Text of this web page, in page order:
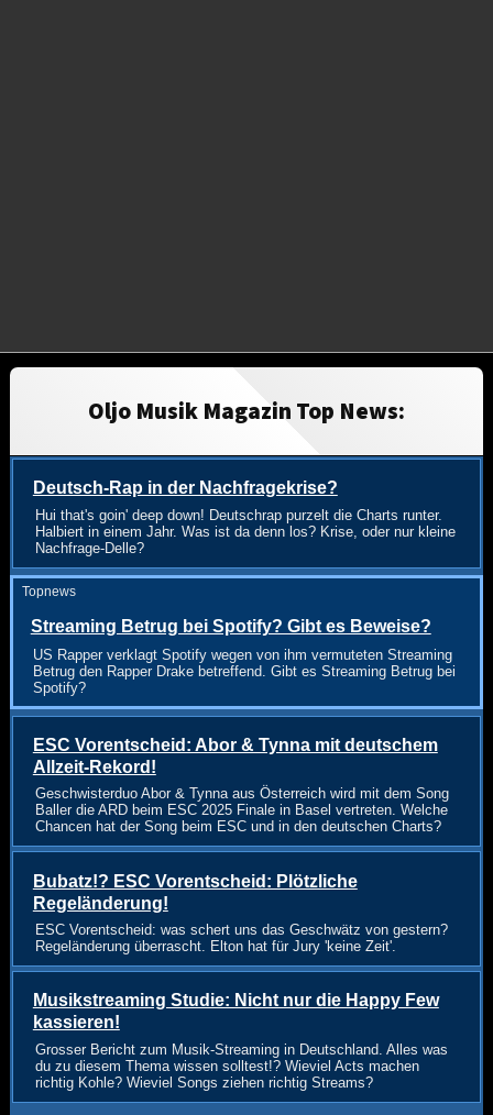
Oljo Musik Magazin Top News:
Deutsch-Rap in der Nachfragekrise?
Hui that's goin' deep down! Deutschrap purzelt die Charts runter.
Halbiert in einem Jahr. Was ist da denn los? Krise, oder nur kleine
Nachfrage-Delle?
Topnews
Streaming Betrug bei Spotify? Gibt es Beweise?
US Rapper verklagt Spotify wegen von ihm vermuteten Streaming
Betrug den Rapper Drake betreffend. Gibt es Streaming Betrug bei
Spotify?
ESC Vorentscheid: Abor & Tynna mit deutschem
Allzeit-Rekord!
Geschwisterduo Abor & Tynna aus Österreich wird mit dem Song
Baller die ARD beim ESC 2025 Finale in Basel vertreten. Welche
Chancen hat der Song beim ESC und in den deutschen Charts?
Bubatz!? ESC Vorentscheid: Plötzliche
Regeländerung!
ESC Vorentscheid: was schert uns das Geschwätz von gestern?
Regeländerung überrascht. Elton hat für Jury 'keine Zeit'.
Musikstreaming Studie: Nicht nur die Happy Few
kassieren!
Grosser Bericht zum Musik-Streaming in Deutschland. Alles was
du zu diesem Thema wissen solltest!? Wieviel Acts machen
richtig Kohle? Wieviel Songs ziehen richtig Streams?